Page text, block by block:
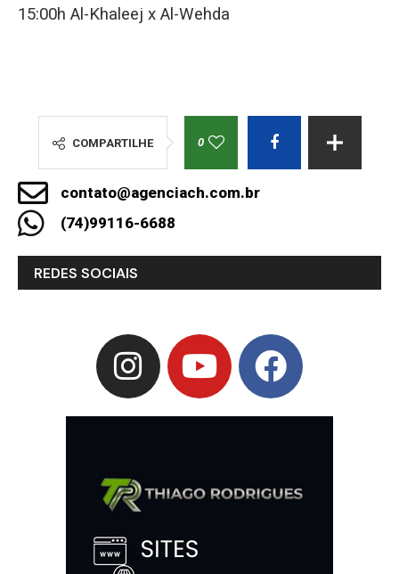
15:00h Al-Khaleej x Al-Wehda
COMPARTILHE 0
contato@agenciach.com.br
(74)99116-6688
REDES SOCIAIS